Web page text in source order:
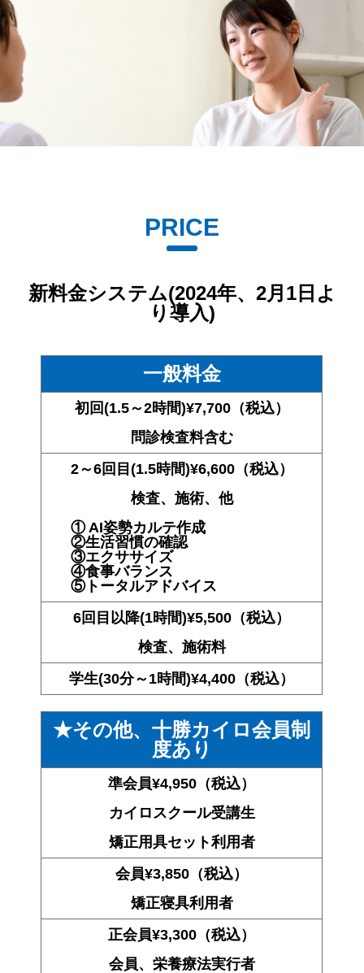
PRICE
新料金システム(2024年、2月1日よ
り導入)
一般料金
初回(1.5～2時間)¥7,700（税込）
問診検査料含む
2～6回目(1.5時間)¥6,600（税込）
検査、施術、他
① AI姿勢カルテ作成
②生活習慣の確認
③エクササイズ
④食事バランス
⑤トータルアドバイス
6回目以降(1時間)¥5,500（税込）
検査、施術料
学生(30分～1時間)¥4,400（税込）
★その他、十勝カイロ会員制
度あり
準会員¥4,950（税込）
カイロスクール受講生
矯正用具セット利用者
会員¥3,850（税込）
矯正寝具利用者
正会員¥3,300（税込）
会員、栄養療法実行者